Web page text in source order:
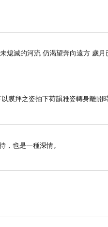
熄滅的河流 仍渴望奔向遠方 歲月
膜拜之姿拍下荷韻雅姿轉身離開
，也是一種深情。